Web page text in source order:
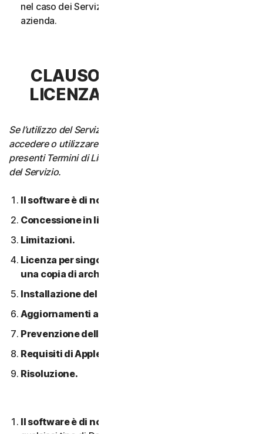
nel caso dei Servizi aziendali, da un’unica Piccola
azienda.
CLAUSOLA 3 - TERMINI DI
LICENZA DEL SOFTWARE
Se l’utilizzo del Servizio richiede di scaricare, installare,
accedere o utilizzare il Software su un Dispositivo, i
presenti Termini di Licenza si applicano anche all’utilizzo
del Servizio.
Il software è di nostra proprietà.
Concessione in licenza.
Limitazioni.
Licenza per singolo dispositivo; consentita solo
una copia di archivio o di backup.
Installazione del software.
Aggiornamenti automatici dei contenuti.
Prevenzione della pirateria software.
Requisiti di Apple.
Risoluzione.
Il software è di nostra proprietà.